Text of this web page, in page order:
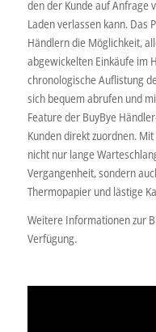
den der Kunde auf Anfrage
Laden verlassen kann. Das
Händlern die Möglichkeit,
abgewickelten Einkäufe im
chronologische Auflistung
sich bequem abrufen und
Feature der BuyBye
Kunden direkt zuordnen.
nicht nur lange
Vergangenheit, sondern
Thermopapier und lästige
Weitere Informationen zur
Verfügung.